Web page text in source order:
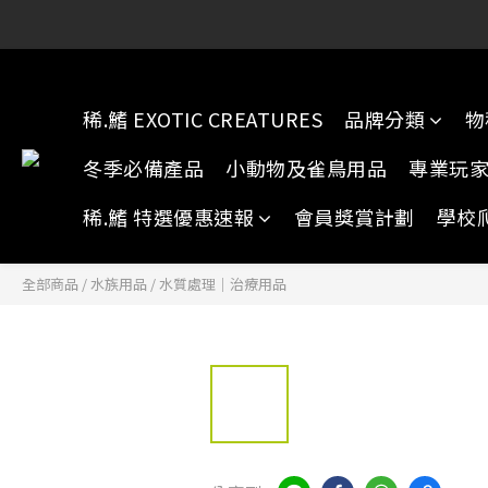
稀.鰭 EXOTIC CREATURES 品牌分類
冬季必備產品
小動物及雀鳥用品
專業玩
稀.鰭 特選優惠速報
會員獎賞計劃 學校
全部商品 / 水族用品 / 水質處理｜治療用品